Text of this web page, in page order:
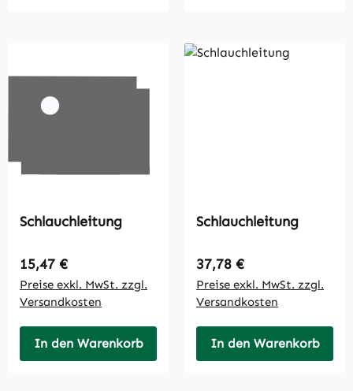
Schlauchleitung
Regulärer Preis:
15,47 €
Preise exkl. MwSt. zzgl.
Versandkosten
In den Warenkorb
Schlauchleitung
Regulärer Preis:
37,78 €
Preise exkl. MwSt. zzgl.
Versandkosten
In den Warenkorb